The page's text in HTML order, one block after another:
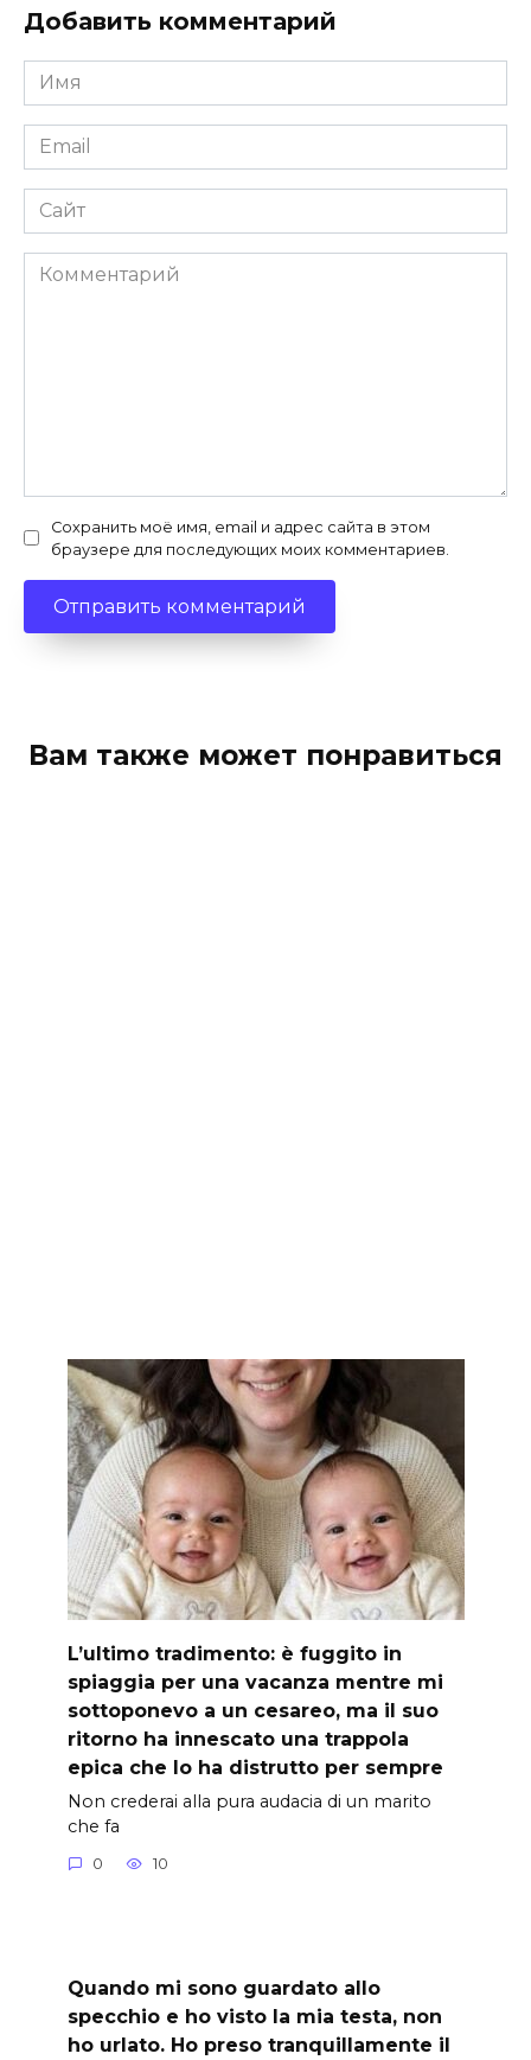
Добавить комментарий
Имя
*
Email
*
Сайт
Комментарий
Сохранить моё имя, email и адрес сайта в этом
браузере для последующих моих комментариев.
Вам также может понравиться
L’ultimo tradimento: è fuggito in
spiaggia per una vacanza mentre mi
sottoponevo a un cesareo, ma il suo
ritorno ha innescato una trappola
epica che lo ha distrutto per sempre
Non crederai alla pura audacia di un marito
che fa
0 10
Quando mi sono guardato allo
specchio e ho visto la mia testa, non
ho urlato. Ho preso tranquillamente il